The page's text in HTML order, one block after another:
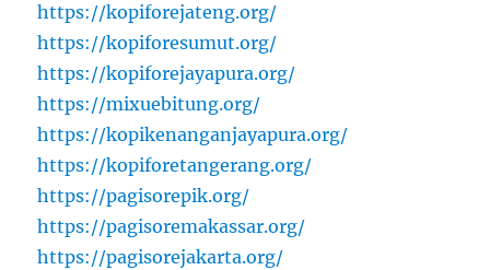
https://kopiforejateng.org/
https://kopiforesumut.org/
https://kopiforejayapura.org/
https://mixuebitung.org/
https://kopikenanganjayapura.org/
https://kopiforetangerang.org/
https://pagisorepik.org/
https://pagisoremakassar.org/
https://pagisorejakarta.org/